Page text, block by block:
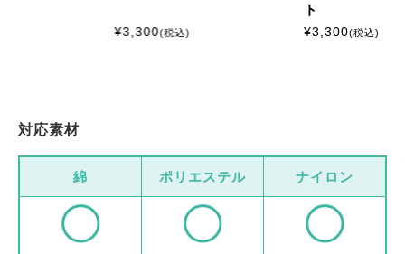
¥3,300(税込)
ト
¥3,300(税込)
対応素材
綿 ポリエステル ナイロン